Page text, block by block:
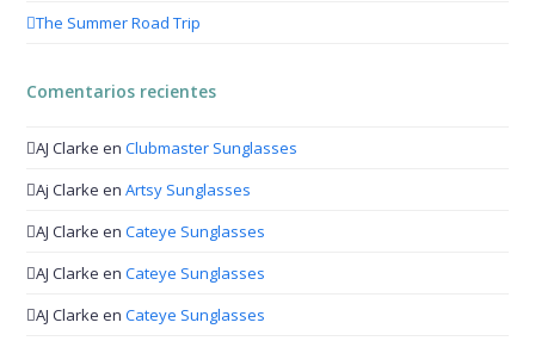
The Summer Road Trip
Comentarios recientes
AJ Clarke enClubmaster Sunglasses
Aj Clarke enArtsy Sunglasses
AJ Clarke enCateye Sunglasses
AJ Clarke enCateye Sunglasses
AJ Clarke enCateye Sunglasses